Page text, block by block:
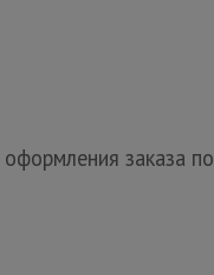
заказа по